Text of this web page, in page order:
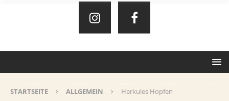
STARTSEITE ALLGEMEIN Herkules Hopfen